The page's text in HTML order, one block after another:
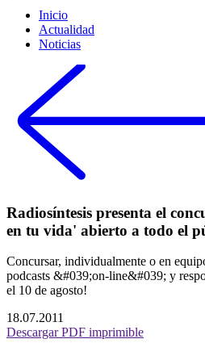
Inicio
Actualidad
Noticias
Radiosíntesis presenta el
en tu vida' abierto a todo el
Concursar, individualmente o en
podcasts &#039;on-line&#039; y
el 10 de agosto!
18.07.2011
Descargar PDF imprimible